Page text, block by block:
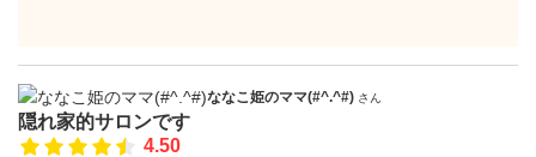
ななこ姫のママ(#^.^#) さん
隠れ家的サロンです
4.50